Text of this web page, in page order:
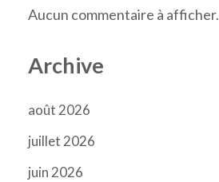
Aucun commentaire à afficher.
Archive
août 2026
juillet 2026
juin 2026